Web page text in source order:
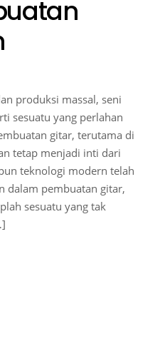
produksi massal, seni
sesuatu yang perlahan
gitar, terutama di
tetap menjadi inti dari
teknologi modern telah
dalam pembuatan gitar,
sesuatu yang tak